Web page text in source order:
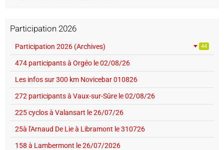
Participation 2026
Participation 2026 (Archives) 44
474 participants à Orgéo le 02/08/26
Les infos sur 300 km Novicebar 010826
272 participants à Vaux-sur-Sûre le 02/08/26
225 cyclos à Valansart le 26/07/26
25à l'Arnaud De Lie à Libramont le 310726
158 à Lambermont le 26/07/2026